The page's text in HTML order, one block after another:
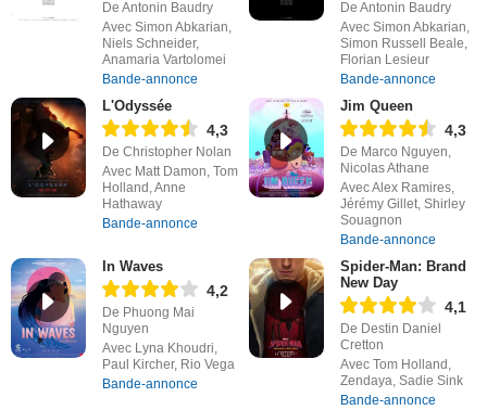
De Antonin Baudry
Avec Simon Abkarian,
Niels Schneider,
Anamaria Vartolomei
Bande-annonce
De Antonin Baudry
Avec Simon Abkarian,
Simon Russell Beale,
Florian Lesieur
Bande-annonce
L'Odyssée
4,3
De Christopher Nolan
Avec Matt Damon, Tom
Holland, Anne
Hathaway
Bande-annonce
Jim Queen
4,3
De Marco Nguyen,
Nicolas Athane
Avec Alex Ramires,
Jérémy Gillet, Shirley
Souagnon
Bande-annonce
In Waves
4,2
De Phuong Mai
Nguyen
Avec Lyna Khoudri,
Paul Kircher, Rio Vega
Bande-annonce
Spider-Man: Brand
New Day
4,1
De Destin Daniel
Cretton
Avec Tom Holland,
Zendaya, Sadie Sink
Bande-annonce